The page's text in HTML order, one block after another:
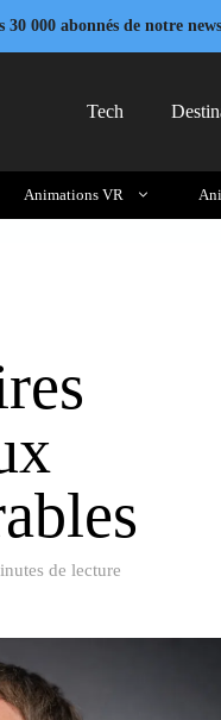
30 000 abonnés de notre
Tech
Animations VR
de lecture